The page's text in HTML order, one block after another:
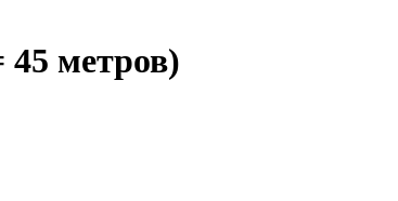
45 метров)